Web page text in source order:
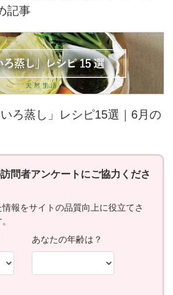
記事
ろ蒸し」レシピ15選｜6月の